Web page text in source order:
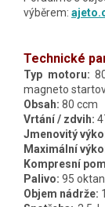
výběrem:
Technické
Typ motoru:
magneto
Obsah: 80 ccm
Vrtání / zdvih:
Jmenovitý
Maximální
Kompresní
Palivo: 95
Objem nádrže: